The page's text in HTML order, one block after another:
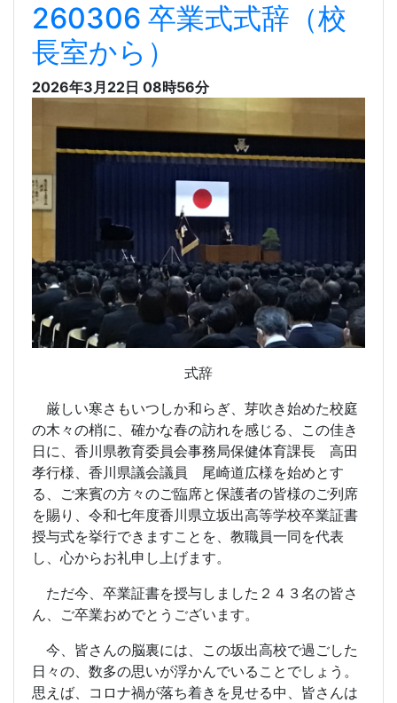
260306 卒業式式辞（校
長室から）
2026年3月22日 08時56分
式辞
厳しい寒さもいつしか和らぎ、芽吹き始めた校庭
の木々の梢に、確かな春の訪れを感じる、この佳き
日に、香川県教育委員会事務局保健体育課長 高田
孝行様、香川県議会議員 尾崎道広様を始めとす
る、ご来賓の方々のご臨席と保護者の皆様のご列席
を賜り、令和七年度香川県立坂出高等学校卒業証書
授与式を挙行できますことを、教職員一同を代表
し、心からお礼申し上げます。
ただ今、卒業証書を授与しました２４３名の皆さ
ん、ご卒業おめでとうございます。
今、皆さんの脳裏には、この坂出高校で過ごした
日々の、数多の思いが浮かんでいることでしょう。
思えば、コロナ禍が落ち着きを見せる中、皆さんは